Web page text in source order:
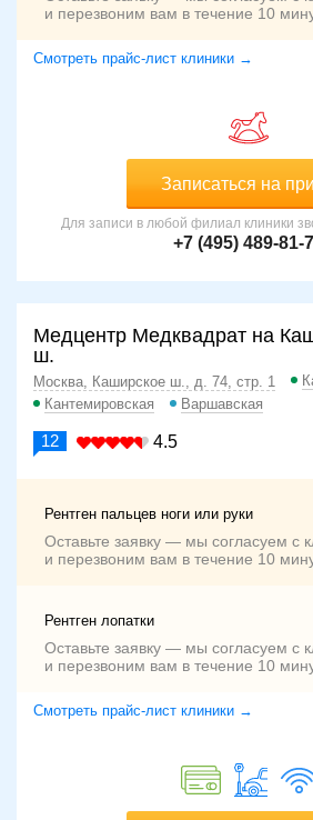
и перезвоним вам в течение 10
Смотреть прайс-лист клиники →
Записаться на
Для записи в любой филиал клиники
+7 (495) 489-81-
Медцентр Медквадрат на
ш.
Москва, Каширское ш., д. 74, стр. 1
Кантемировская
Варшавская
12 4.5
Рентген пальцев ноги или руки
Оставьте заявку — мы согласуем с
и перезвоним вам в течение 10
Рентген лопатки
Оставьте заявку — мы согласуем с
и перезвоним вам в течение 10
Смотреть прайс-лист клиники →